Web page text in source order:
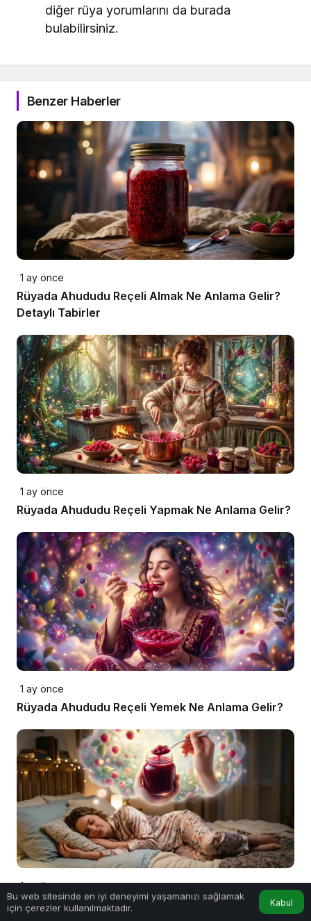
diğer rüya yorumlarını da burada
bulabilirsiniz.
Benzer Haberler
1 ay önce
Rüyada Ahududu Reçeli Almak Ne Anlama Gelir?
Detaylı Tabirler
1 ay önce
Rüyada Ahududu Reçeli Yapmak Ne Anlama Gelir?
1 ay önce
Rüyada Ahududu Reçeli Yemek Ne Anlama Gelir?
1 ay önce
Rüyada Ahududu Reçeli Görmek Ne Anlama Gelir?
Bu web sitesinde en iyi deneyimi yaşamanızı sağlamak
için çerezler kullanılmaktadır.
Kabul
Anasayfa Hesabım